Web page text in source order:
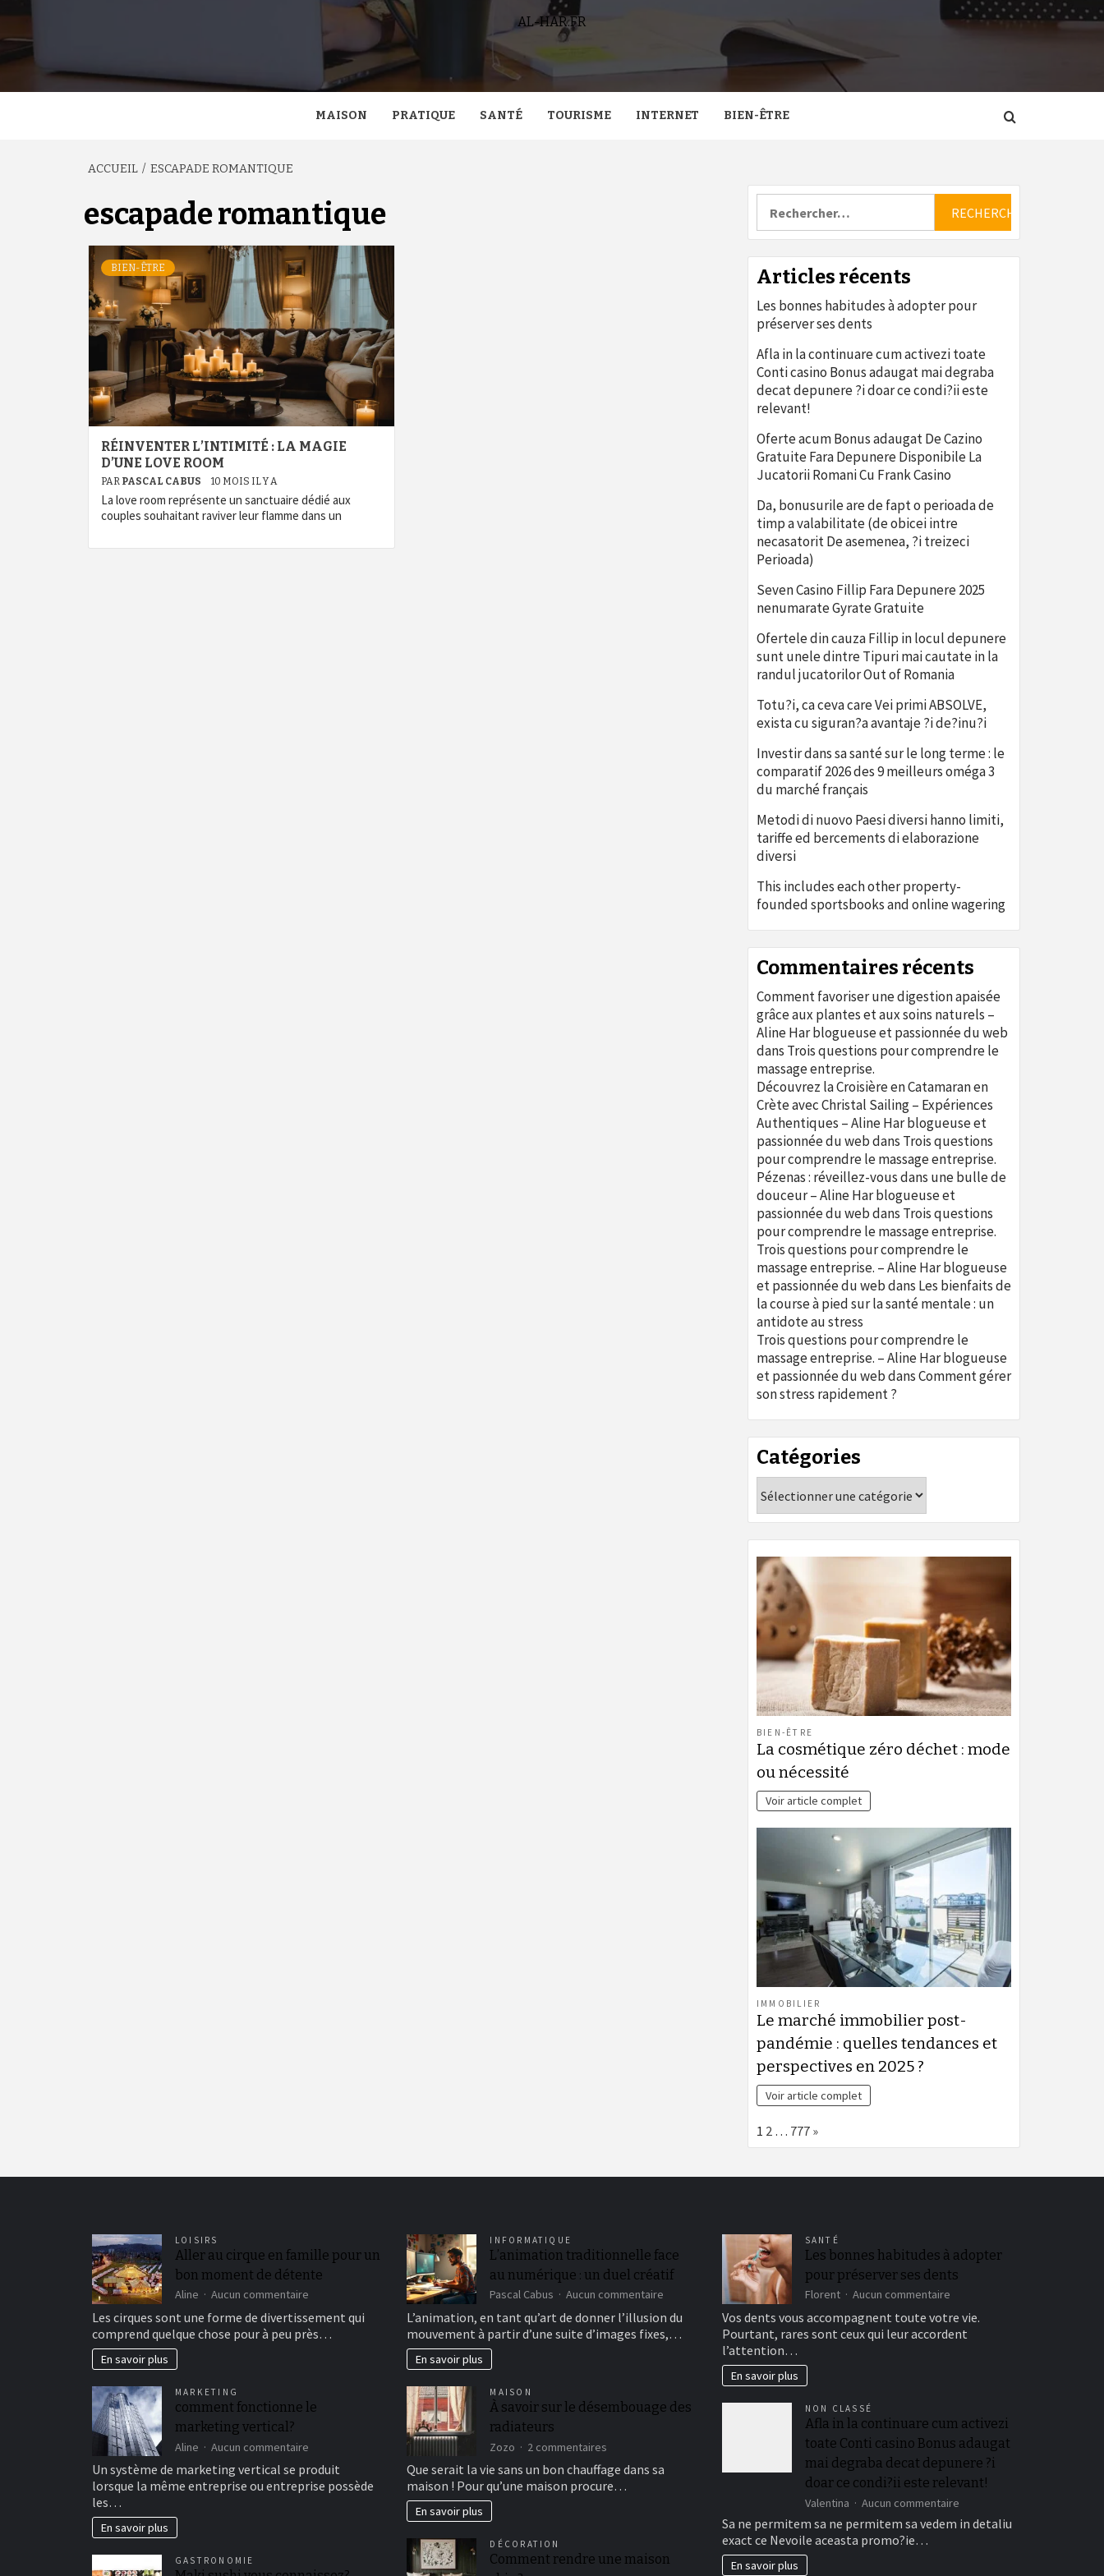
AL-HAR.FR
MAISON PRATIQUE SANTÉ TOURISME INTERNET BIEN-ÊTRE
ACCUEIL ESCAPADE ROMANTIQUE
escapade romantique
BIEN-ÊTRE
RÉINVENTER L’INTIMITÉ : LA MAGIE
D’UNE LOVE ROOM
PAR PASCAL CABUS 10 MOIS IL Y A
La love room représente un sanctuaire dédié aux
couples souhaitant raviver leur flamme dans un
Articles récents
Les bonnes habitudes à adopter pour
préserver ses dents
Afla in la continuare cum activezi toate
Conti casino Bonus adaugat mai degraba
decat depunere ?i doar ce condi?ii este
relevant!
Oferte acum Bonus adaugat De Cazino
Gratuite Fara Depunere Disponibile La
Jucatorii Romani Cu Frank Casino
Da, bonusurile are de fapt o perioada de
timp a valabilitate (de obicei intre
necasatorit De asemenea, ?i treizeci
Perioada)
Seven Casino Fillip Fara Depunere 2025
nenumarate Gyrate Gratuite
Ofertele din cauza Fillip in locul depunere
sunt unele dintre Tipuri mai cautate in la
randul jucatorilor Out of Romania
Totu?i, ca ceva care Vei primi ABSOLVE,
exista cu siguran?a avantaje ?i de?inu?i
Investir dans sa santé sur le long terme : le
comparatif 2026 des 9 meilleurs oméga 3
du marché français
Metodi di nuovo Paesi diversi hanno limiti,
tariffe ed bercements di elaborazione
diversi
This includes each other property-
founded sportsbooks and online wagering
Commentaires récents
Comment favoriser une digestion apaisée
grâce aux plantes et aux soins naturels –
Aline Har blogueuse et passionnée du web
dans Trois questions pour comprendre le
massage entreprise.
Découvrez la Croisière en Catamaran en
Crète avec Christal Sailing – Expériences
Authentiques – Aline Har blogueuse et
passionnée du webdans Trois questions
pour comprendre le massage entreprise.
Pézenas : réveillez-vous dans une bulle de
douceur – Aline Har blogueuse et
passionnée du webdans Trois questions
pour comprendre le massage entreprise.
Trois questions pour comprendre le
massage entreprise. – Aline Har blogueuse
et passionnée du webdans Les bienfaits de
la course à pied sur la santé mentale : un
antidote au stress
Trois questions pour comprendre le
massage entreprise. – Aline Har blogueuse
et passionnée du webdansComment gérer
son stress rapidement ?
Catégories
BIEN-ÊTRE
La cosmétique zéro déchet : mode
ou nécessité
Voir article complet
IMMOBILIER
Le marché immobilier post-
pandémie : quelles tendances et
perspectives en 2025 ?
Voir article complet
Page:
1 2 … 777 Next
»
LOISIRS
Aller au cirque en famille pour un
bon moment de détente
Aline Aucun commentaire
au
cirque
bon
Les cirques sont une forme de divertissement qui
comprend quelque chose pour à peu près…
En savoir plus
MARKETING
comment fonctionne le
marketing vertical?
Aline Aucun commentaire
fonctionne
le
Un système de marketing vertical se produit
lorsque la même entreprise ou entreprise possède
les…
En savoir plus
GASTRONOMIE
INFORMATIQUE
L’animation traditionnelle face
au numérique : un duel créatif
Pascal Cabus Aucun commentaire
traditionnelle
face
duel
L’animation, en tant qu’art de donner l’illusion du
mouvement à partir d’une suite d’images fixes,…
En savoir plus
MAISON
À savoir sur le désembouage des
radiateurs
Zozo 2 commentaires
savoir
sur
radiateurs
Que serait la vie sans un bon chauffage dans sa
maison ! Pour qu’une maison procure…
En savoir plus
DÉCORATION
Comment rendre une maison
SANTÉ
Les bonnes habitudes à adopter
pour préserver ses dents
Florent Aucun commentairesur
bonnes
habitudes
dents
Vos dents vous accompagnent toute votre vie.
Pourtant, rares sont ceux qui leur accordent
l’attention…
En savoir plus
NON CLASSÉ
Afla in la continuare cum activezi
toate Conti casino Bonus adaugat
mai degraba decat depunere ?i
doar ce condi?ii este relevant!
Valentina Aucun commentairesur
Afla
in
Sa ne permitem sa ne permitem sa vedem in detaliu
exact ce Nevoile aceasta promo?ie…
En savoir plus